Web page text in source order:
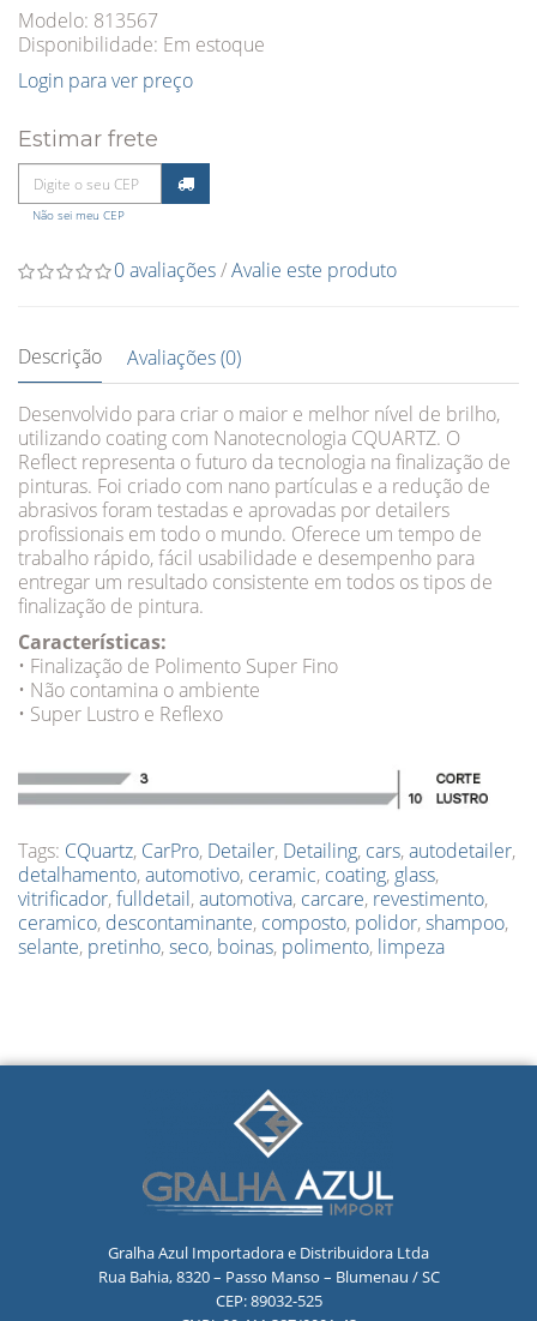
Modelo: 813567
Disponibilidade: Em estoque
Login para ver preço
Estimar frete
Não sei meu CEP
0 avaliações/Avalie este produto
Descrição Avaliações (0)
Desenvolvido para criar o maior e melhor nível de brilho,
utilizando coating com Nanotecnologia CQUARTZ. O
Reflect representa o futuro da tecnologia na finalização de
pinturas. Foi criado com nano partículas e a redução de
abrasivos foram testadas e aprovadas por detailers
profissionais em todo o mundo. Oferece um tempo de
trabalho rápido, fácil usabilidade e desempenho para
entregar um resultado consistente em todos os tipos de
finalização de pintura.
Características:
• Finalização de Polimento Super Fino
• Não contamina o ambiente
• Super Lustro e Reflexo
Tags: CQuartz, CarPro, Detailer, Detailing, cars,autodetailer,
detalhamento,automotivo, ceramic, coating, glass,
vitrificador,fulldetail,automotiva, carcare, revestimento,
ceramico, descontaminante, composto, polidor,shampoo,
selante, pretinho,seco, boinas, polimento, limpeza
Gralha Azul Importadora e Distribuidora Ltda
Rua Bahia, 8320 – Passo Manso – Blumenau / SC
CEP: 89032-525